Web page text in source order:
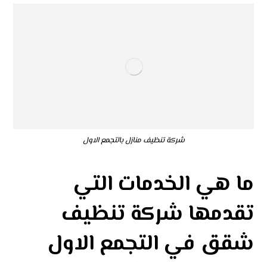
شركة تنظيف منازل بالتجمع الاول
ما هي الخدمات التي
تقدمها شركة تنظيف
شقق في التجمع الاول